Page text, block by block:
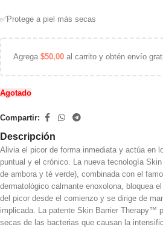
✅Protege a piel más secas
Agrega $50,00 al carrito y obtén envío
Agotado
Compartir:
Descripción
Alivia el picor de forma inmediata y actúa en
puntual y el crónico. La nueva tecnología
de ambora y té verde), combinada con el
dermatológico calmante enoxolona, bloquea
del picor desde el comienzo y se dirige de
implicada. La patente Skin Barrier Therapy™
secas de las bacterias que causan la